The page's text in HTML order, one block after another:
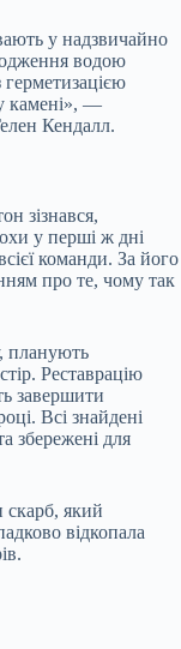
у надзвичайно
водою
герметизацією
камені», —
Кендалл.
зізнався,
у перші ж дні
команди. За його
про те, чому так
планують
Реставрацію
завершити
Всі знайдені
збережені для
скарб, який
відкопала